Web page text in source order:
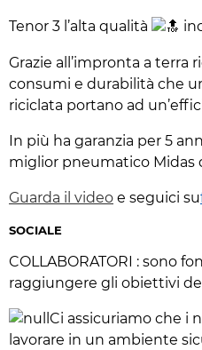
Tenor 3 l’alta qualità
Grazie all’impronta a terra
consumi e durabilità che
riciclata portano ad
In più ha garanzia per 5
miglior pneumatico Midas
Guarda il video e seguici su
SOCIALE
COLLABORATORI : sono
raggiungere gli obiettivi
Ci assicuriamo che i
lavorare in un ambiente